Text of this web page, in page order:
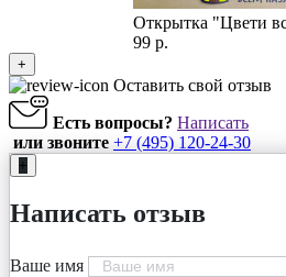
Открытка "Цвети
99 р.
+
Оставить свой отзыв
Есть вопросы? Написать
или звоните +7 (495) 120-24-30
+
Написать отзыв
Ваше имя